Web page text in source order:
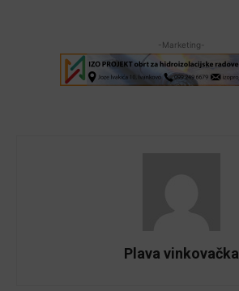
-Marketing-
Plava vinkovačka